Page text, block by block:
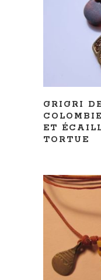
GRIGRI
ET
TORTUE